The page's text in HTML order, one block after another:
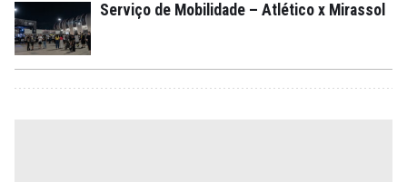
Serviço de Mobilidade – Atlético x Mirassol